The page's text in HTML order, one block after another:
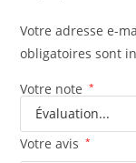
Votre adresse e-
obligatoires sont
Votre note *
Votre avis *